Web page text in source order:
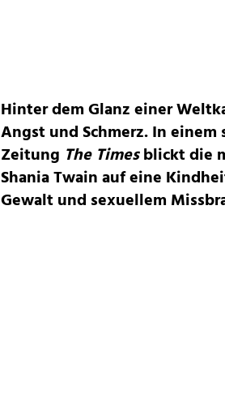
Hinter dem Glanz einer
Angst und Schmerz. In
Zeitung The Timesblickt die
Shania Twain auf eine
Gewalt und sexuellem